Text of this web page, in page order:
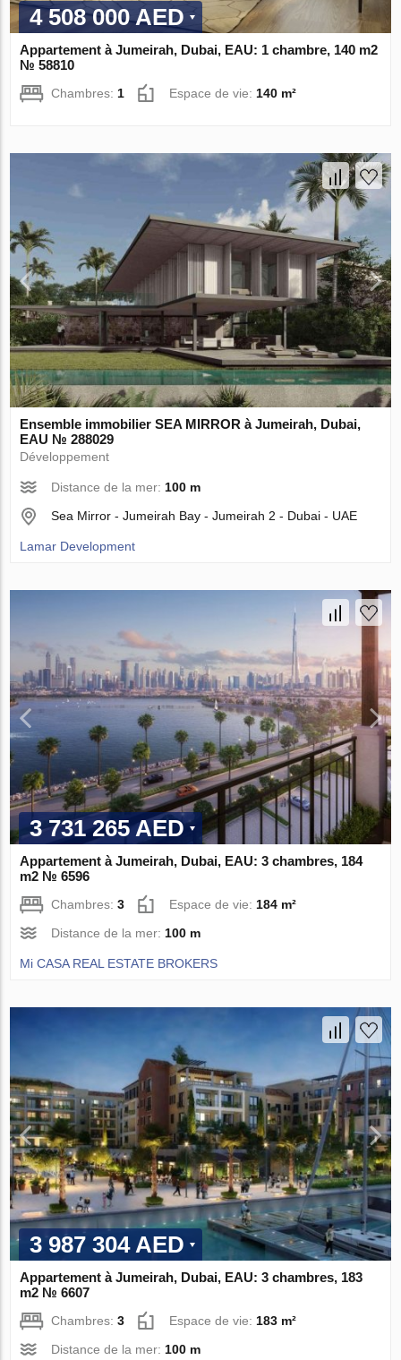
4 508 000 AED
Appartement à Jumeirah, Dubai, EAU: 1 chambre, 140 m2
№ 58810
Chambres:1 Espace de vie:140 m²
Ensemble immobilier SEA MIRROR à Jumeirah, Dubai,
EAU № 288029
Développement
Distance de la mer: 100 m
Sea Mirror - Jumeirah Bay - Jumeirah 2 - Dubai - UAE
Lamar Development
3 731 265 AED
Appartement à Jumeirah, Dubai, EAU: 3 chambres, 184
m2 № 6596
Chambres:3 Espace de vie: 184 m²
Distance de la mer: 100 m
Mi CASA REAL ESTATE BROKERS
3 987 304 AED
Appartement à Jumeirah, Dubai, EAU: 3 chambres, 183
m2 № 6607
Chambres:3 Espace de vie:183 m²
Distance de la mer:100 m